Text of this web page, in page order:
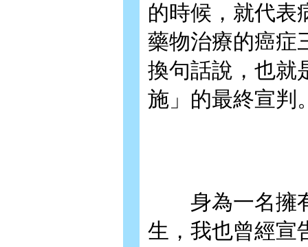
的時候，就代表
藥物治療的癌症
換句話說，也就
施」的最終宣判
身為一名擁有
生，我也曾經宣